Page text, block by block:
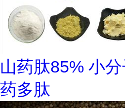
山药肽85% 小
药多肽